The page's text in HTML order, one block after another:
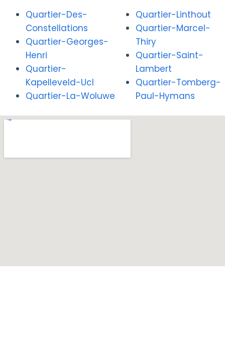
Quartier-Des-
Constellations
Quartier-Georges-
Henri
Quartier-
Kapelleveld-Ucl
Quartier-La-Woluwe
Quartier-Linthout
Quartier-Marcel-
Thiry
Quartier-Saint-
Lambert
Quartier-Tomberg-
Paul-Hymans